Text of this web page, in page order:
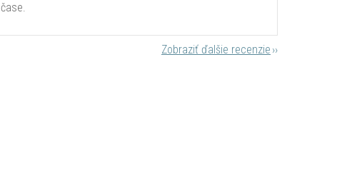
čase.
Zobraziť ďalšie recenzie